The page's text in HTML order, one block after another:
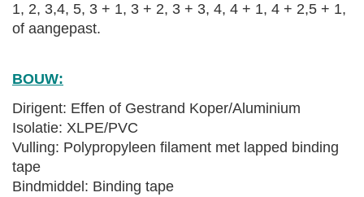
1, 2, 3,4, 5, 3 + 1, 3 + 2, 3 + 3, 4, 4 + 1, 4 + 2,5 + 1,
of aangepast.
BOUW:
Dirigent: Effen of Gestrand Koper/Aluminium
Isolatie: XLPE/PVC
Vulling: Polypropyleen filament met lapped binding
tape
Bindmiddel: Binding tape